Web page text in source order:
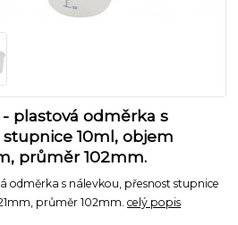
plastová odměrka s
10ml, objem
průměr 102mm.
odměrka s nálevkou, přesnost stupnice
průměr 102mm.celý popis